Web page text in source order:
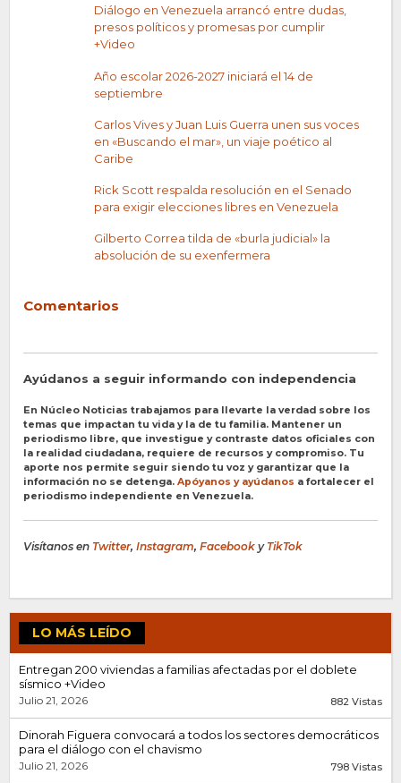
Diálogo en Venezuela arrancó entre dudas,
presos políticos y promesas por cumplir
+Video
Año escolar 2026-2027 iniciará el 14 de
septiembre
Carlos Vives y Juan Luis Guerra unen sus voces
en «Buscando el mar», un viaje poético al
Caribe
Rick Scott respalda resolución en el Senado
para exigir elecciones libres en Venezuela
Gilberto Correa tilda de «burla judicial» la
absolución de su exenfermera
Comentarios
Ayúdanos a seguir informando con independencia
En Núcleo Noticias trabajamos para llevarte la verdad sobre los
temas que impactan tu vida y la de tu familia. Mantener un
periodismo libre, que investigue y contraste datos oficiales con
la realidad ciudadana, requiere de recursos y compromiso. Tu
aporte nos permite seguir siendo tu voz y garantizar que la
información no se detenga. Apóyanos y ayúdanos a fortalecer el
periodismo independiente en Venezuela.
Visítanos en Twitter, Instagram, Facebook y TikTok
LO MÁS LEÍDO
Entregan 200 viviendas a familias afectadas por el doblete
sísmico +Video
Julio 21, 2026 882 Vistas
Dinorah Figuera convocará a todos los sectores democráticos
para el diálogo con el chavismo
Julio 21, 2026 798 Vistas